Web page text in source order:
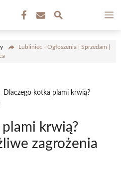
Lubliniec - Ogłoszenia | Sprzedam |
Dlaczego kotka plami krwią?
krwią?
zagrożenia